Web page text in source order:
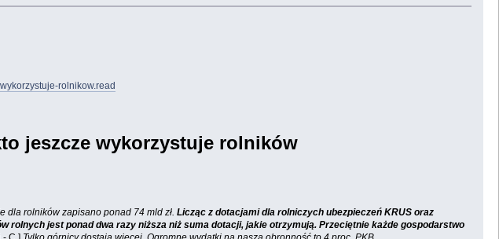
rolnikow.read
jeszcze wykorzystuje rolników
dla rolników zapisano ponad 74 mld zł. Licząc z dotacjami dla rolniczych ubezpieczeń KRUS oraz
rolnych jest ponad dwa razy niższa niż suma dotacji, jakie otrzymują. Przeciętnie każde gospodarstwo